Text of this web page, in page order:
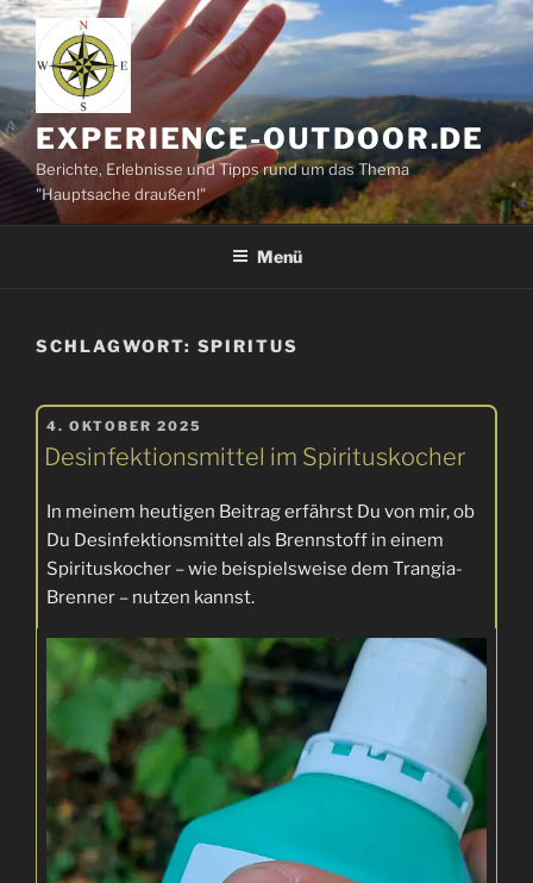
Zum
Inhalt
springen
EXPERIENCE-OUTDOOR.DE
Berichte, Erlebnisse und Tipps rund um das Thema
"Hauptsache draußen!"
Menü
SCHLAGWORT: SPIRITUS
VERÖFFENTLICHT
AM
4. OKTOBER 2025
Desinfektionsmittel im Spirituskocher
In meinem heutigen Beitrag erfährst Du von mir, ob
Du Desinfektionsmittel als Brennstoff in einem
Spirituskocher – wie beispielsweise dem Trangia-
Brenner – nutzen kannst.